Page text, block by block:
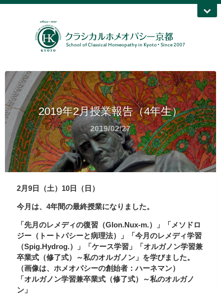
2019年2月授業報告（4年生）
2019/02/27
2月9日（土）10日（日）
今月は、4年間の最終授業になりました。
「先月のレメディの復習（Glon.Nux-m.）」「メソドロ
ジー（トートパシーと病理法）」「今月のレメディ学習
（Spig.Hydrog.）」「ケース学習」「オルガノン学習兼
卒業式（修了式）～私のオルガノン」を学びました。
（画像は、ホメオパシーの創始者：ハーネマン）
「オルガノン学習兼卒業式（修了式）～私のオルガノ
ン」